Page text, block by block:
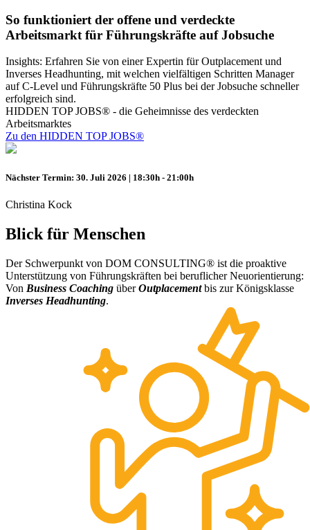
So funktioniert der offene und verdeckte
Arbeitsmarkt für Führungskräfte auf Jobsuche
Insights: Erfahren Sie von einer Expertin für Outplacement und
Inverses Headhunting, mit welchen vielfältigen Schritten Manager
auf C-Level und Führungskräfte 50 Plus bei der Jobsuche schneller
erfolgreich sind.
HIDDEN TOP JOBS® - die Geheimnisse des verdeckten
Arbeitsmarktes
Zu den HIDDEN TOP JOBS®
Nächster Termin: 30. Juli 2026 | 18:30h - 21:00h
Christina Kock
Blick für Menschen
Der Schwerpunkt von DOM CONSULTING® ist die proaktive
Unterstützung von Führungskräften bei beruflicher Neuorientierung:
Von Business Coaching überOutplacement bis zur Königsklasse
Inverses Headhunting.